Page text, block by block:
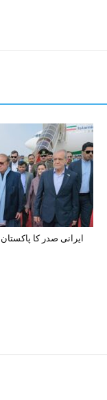
ایرانی صدر کا